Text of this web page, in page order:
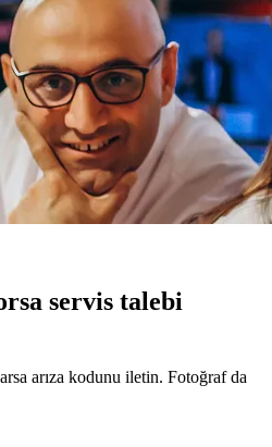
servis talebi
arıza kodunu iletin. Fotoğraf da